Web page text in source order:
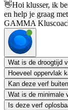
👋Hoi klusser, ik
en help je graag
GAMMA
Wat is de droogtijd
Hoeveel oppervlak
Kan deze verf
Wat is de minimale
Is deze verf